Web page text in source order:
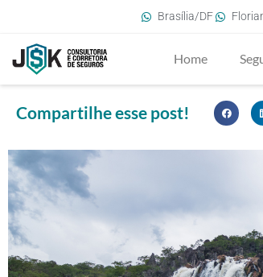
Brasília/DF
Home
Compartilhe esse post!